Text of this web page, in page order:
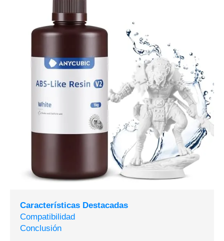
Características Destacadas
Compatibilidad
Conclusión